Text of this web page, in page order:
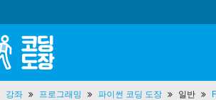
강좌 프로그래밍 파이썬 코딩 도장 일반